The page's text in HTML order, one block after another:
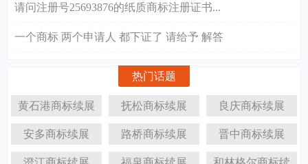
请问注册号25693876的纸质商标注册证书...
一个商标 两个申请人 都下证了 请给予 解答
热门话题
黄石港商标续展 抚松商标续展 良庆商标续展
安多商标续展 路桥商标续展 晋中商标续展